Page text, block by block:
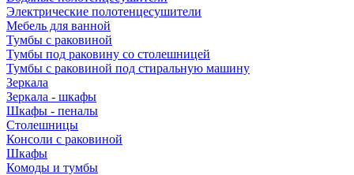
Электрические полотенцесушители
Мебель для ванной
Тумбы с раковиной
Тумбы под раковину со столешницей
Тумбы с раковиной под стиральную машину
Зеркала
Зеркала - шкафы
Шкафы - пеналы
Столешницы
Консоли с раковиной
Шкафы
Комоды и тумбы